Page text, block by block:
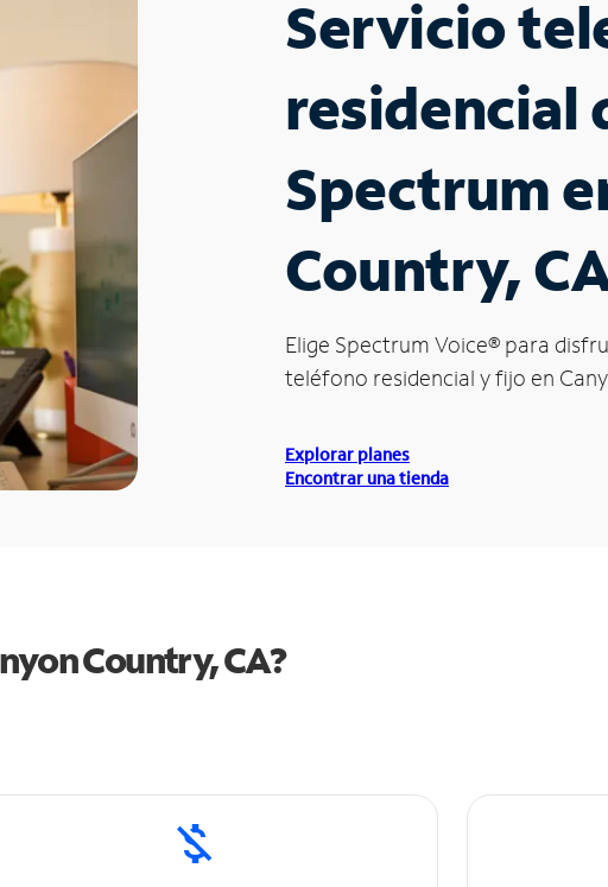
Servicio
residencial
Spectrum
Country,
Elige Spectrum Voice® para
teléfono residencial y fijo en
Explorar planes
Encontrar una tienda
Country, CA?